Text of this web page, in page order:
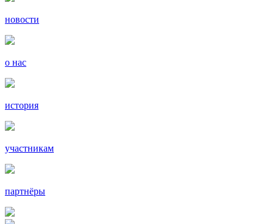
новости
о нас
история
участникам
партнёры